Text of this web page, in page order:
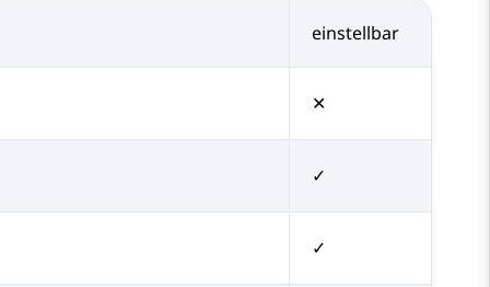
einstellbar
✕
✓
✓